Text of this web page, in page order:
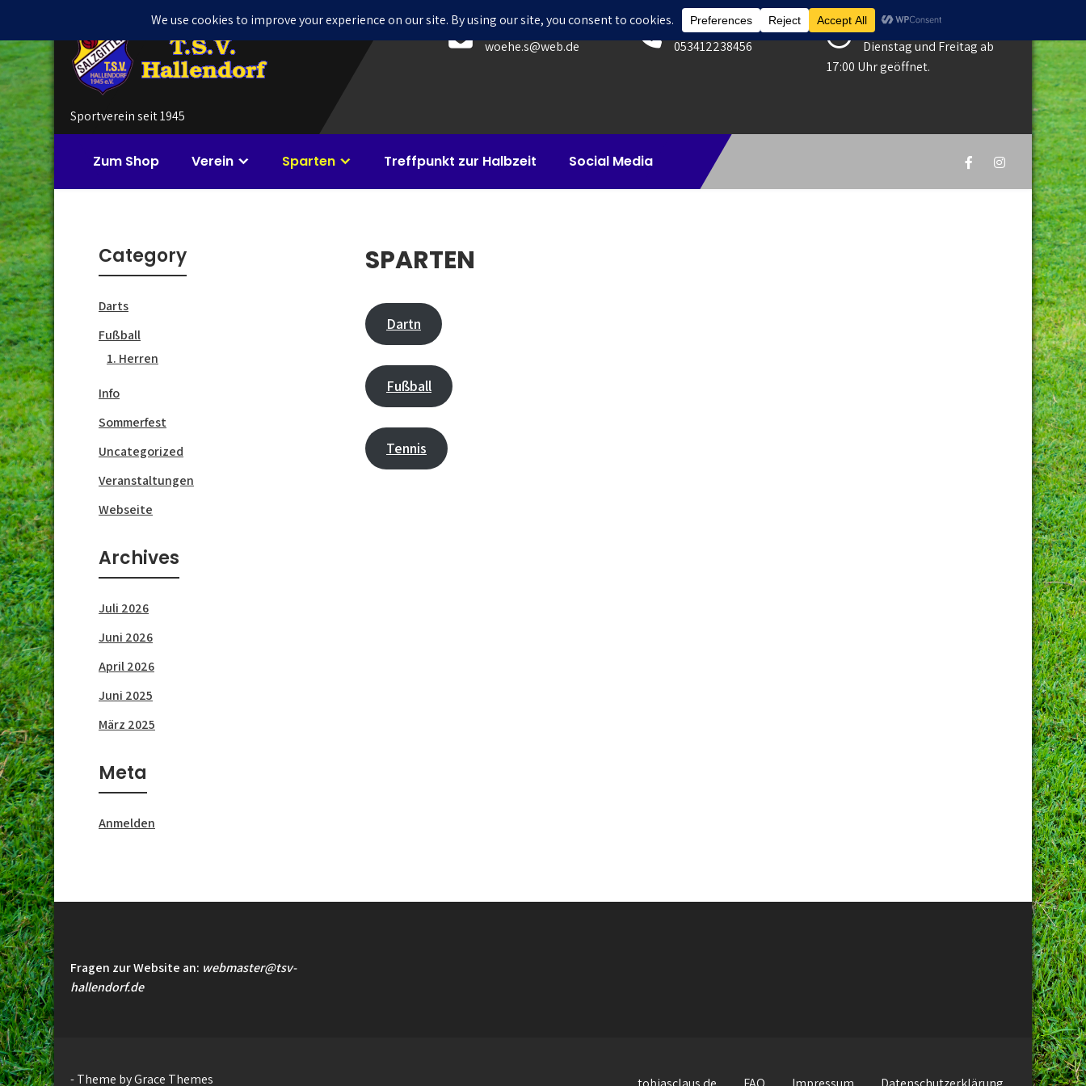
content
Sportverein seit 1945
E-Mail
woehe.s@web.de
Telefon
053412238456
Öfnungszeiten Gaststätte
Dienstag und Freitag ab
17:00 Uhr geöffnet.
Zum Shop Verein Sparten Treffpunkt zur Halbzeit Social Media
SPARTEN
Dartn
Fußball
Tennis
Category
Darts
Fußball
1. Herren
Info
Sommerfest
Uncategorized
Veranstaltungen
Webseite
Archives
Juli 2026
Juni 2026
April 2026
Juni 2025
März 2025
Meta
Anmelden
Fragen zur Website an: webmaster@tsv-
hallendorf.de
- Theme by Grace Themes